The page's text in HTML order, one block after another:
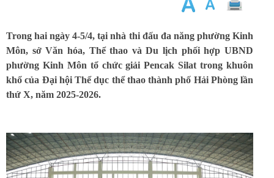
Trong hai ngày 4-5/4, tại nhà thi đấu đa năng phường Kinh
Môn, sở Văn hóa, Thể thao và Du lịch phối hợp UBND
phường Kinh Môn tổ chức giải Pencak Silat trong khuôn
khổ của Đại hội Thể dục thể thao thành phố Hải Phòng lần
thứ X, năm 2025-2026.